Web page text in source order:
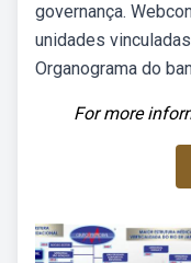
governança.
unidades
Organograma do
For more